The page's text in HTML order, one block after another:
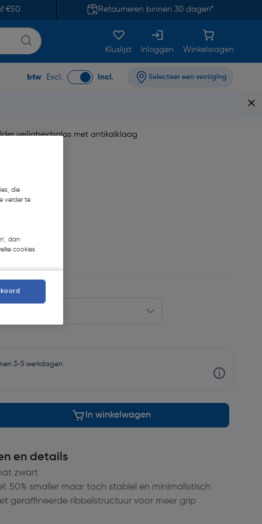
€50 Retourneren binnen 30 dagen*
Kluslijst Inloggen Winkelwagen
btw Excl. Incl. Selecteer een vestiging
veiligheidsglas met antikalklaag
3-5 werkdagen.
In winkelwagen
en details
zwart
50% smaller maar toch stabiel en minimalistisch
geraffineerde ribbelstructuur voor meer grip
die
verder te
dan
cookies